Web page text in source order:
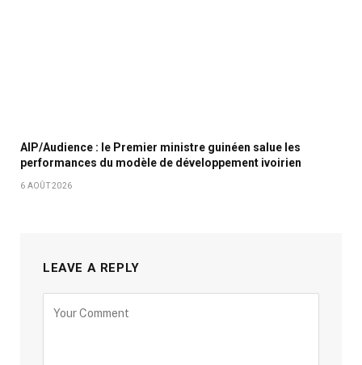
AIP/Audience : le Premier ministre guinéen salue les
performances du modèle de développement ivoirien
6 AOÛT 2026
LEAVE A REPLY